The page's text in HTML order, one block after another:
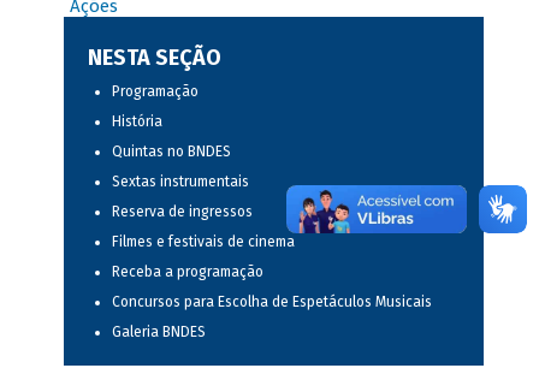
Ações
NESTA SEÇÃO
Programação
História
Quintas no BNDES
Sextas instrumentais
Reserva de ingressos
Filmes e festivais de cinema
Receba a programação
Concursos para Escolha de Espetáculos Musicais
Galeria BNDES